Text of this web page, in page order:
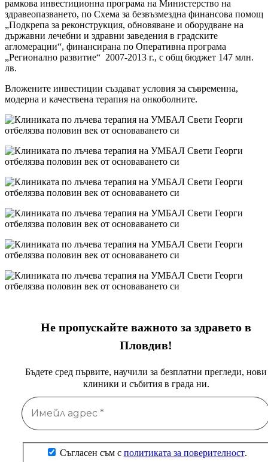
рамкова инвестиционна програма на Министерство на
здравеопазването, по Схема за безвъзмездна финансова помощ
„Подкрепа за реконструкция, обновяване и оборудване на
държавни лечебни и здравни заведения в градските
агломерации“, финансирана по Оперативна програма
„Регионално развитие“ 2007-2013 г., с общ бюджет 147 млн.
лв.
Вложените инвестиции създават условия за съвременна,
модерна и качествена терапия на онкоболните.
Не пропускайте важното за здравето в
Пловдив!
Бъдете сред първите, научили за безплатни прегледи, нови
клиники и събития в града ни.
Съгласен съм с политиката за поверителност.